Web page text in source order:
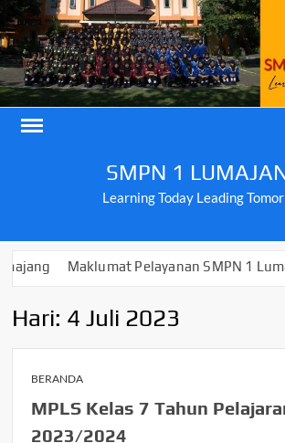
Skip
to
content
SMPN 1
Learning Today Leading
Maklumat Pelayanan SMPN 1 Lumajang
Hari: 4 Juli 2023
BERANDA
MPLS Kelas 7 Tahun
2023/2024